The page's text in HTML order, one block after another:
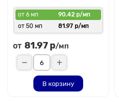
от 6 мп
90.42 р/мп
от 50 мп
81.97 р/мп
от 81.97 р/мп
В корзину